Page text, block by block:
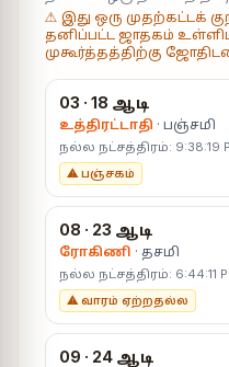
⚠ இது ஒரு முதற்கட்டக்
தனிப்பட்ட ஜாதகம்
முகூர்த்தத்திற்கு
03 · 18 ஆடி
உத்திரட்டாதி · பஞ்சமி
நல்ல நட்சத்திரம்: 9:38:19
⚠ பஞ்சகம்
08 · 23 ஆடி
ரோகிணி · தசமி
நல்ல நட்சத்திரம்: 6:44:11
⚠ வாரம் ஏற்றதல்ல
09 · 24 ஆடி